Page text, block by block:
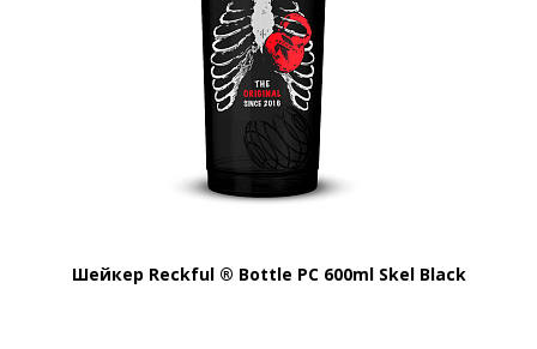
Шейкер Reckful ® Bottle PC 600ml Skel Black